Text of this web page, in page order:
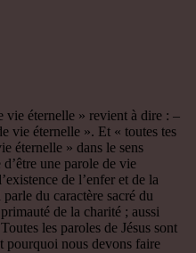
vie éternelle » revient à dire : –
vie éternelle ». Et « toutes tes
éternelle » dans le sens
d’être une parole de vie
de l’enfer et de la
du caractère sacré du
de la charité ; aussi
les paroles de Jésus sont
pourquoi nous devons faire